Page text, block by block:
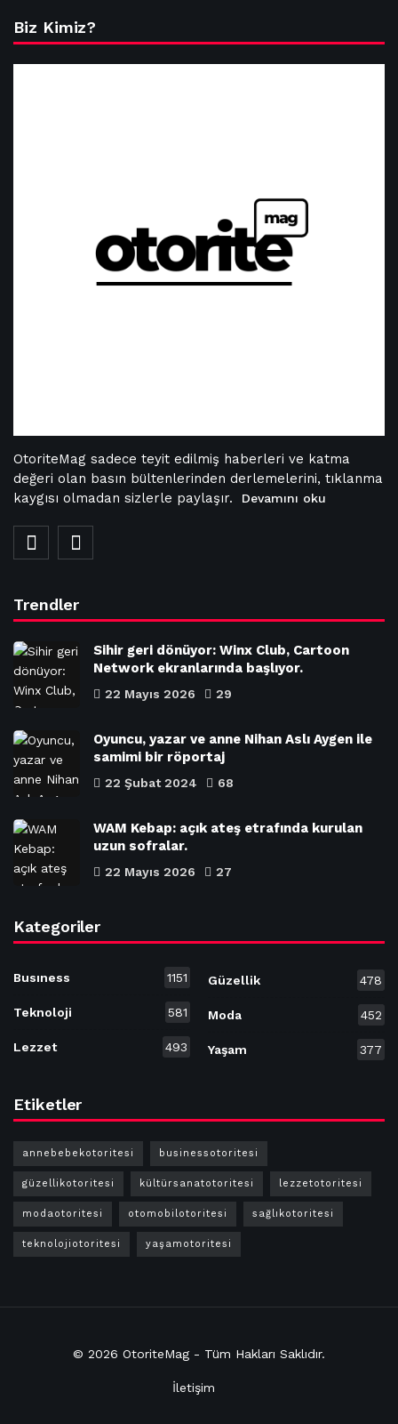
Biz Kimiz?
OtoriteMag sadece teyit edilmiş haberleri ve katma
değeri olan basın bültenlerinden derlemelerini, tıklanma
kaygısı olmadan sizlerle paylaşır.
Devamını oku
Trendler
Sihir geri dönüyor: Winx Club, Cartoon
Network ekranlarında başlıyor.
22 Mayıs 2026 29
Oyuncu, yazar ve anne Nihan Aslı Aygen ile
samimi bir röportaj
22 Şubat 2024 68
WAM Kebap: açık ateş etrafında kurulan
uzun sofralar.
22 Mayıs 2026 27
Kategoriler
Busıness 1151
Teknoloji 581
Lezzet 493
Güzellik 478
Moda 452
Yaşam 377
Etiketler
annebebekotoritesi businessotoritesi
güzellikotoritesi kültürsanatotoritesi lezzetotoritesi
modaotoritesi otomobilotoritesi sağlıkotoritesi
teknolojiotoritesi yaşamotoritesi
© 2026 OtoriteMag - Tüm Hakları Saklıdır.
İletişim